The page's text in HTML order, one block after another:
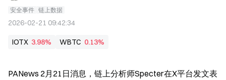
安全事件 链上数据
2026-02-21 09:42:34
IOTX 3.98% WBTC 0.13%
PANews 2月21日消息，链上分析师Specter在X平台发文表